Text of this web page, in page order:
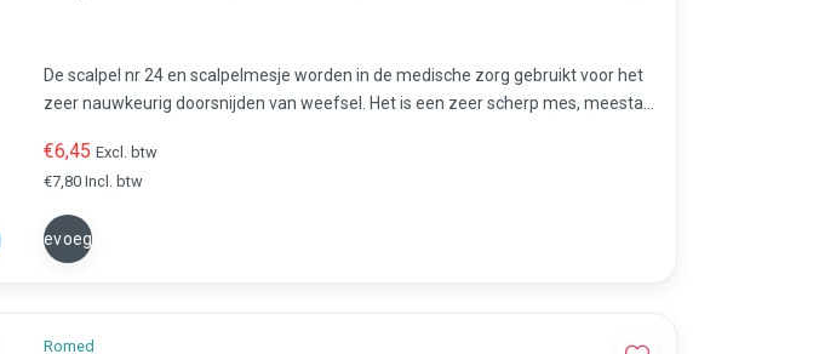
De scalpel nr 24 en scalpelmesje worden in de medische zorg gebruikt voor het
zeer nauwkeurig doorsnijden van weefsel. Het is een zeer scherp mes, meestal
€6,45 Excl. btw
€7,80 Incl. btw
Toevoegen
Romed